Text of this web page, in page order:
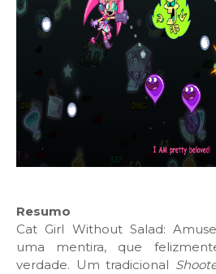
Resumo
Cat Girl Without Salad:
uma mentira, que
verdade. Um tradicional